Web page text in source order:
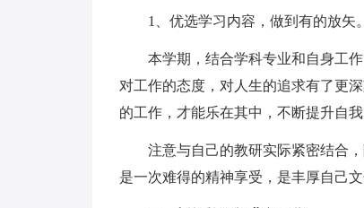
1、优选学习内容，做到有的放矢。
本学期，结合学科专业和自身工
对工作的态度，对人生的追求有了更
的工作，才能乐在其中，不断提升自
注意与自己的教研实际紧密结合
是一次难得的精神享受，是丰厚自己